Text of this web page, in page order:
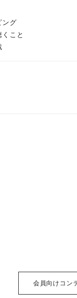
ング
こと
会員向けコン